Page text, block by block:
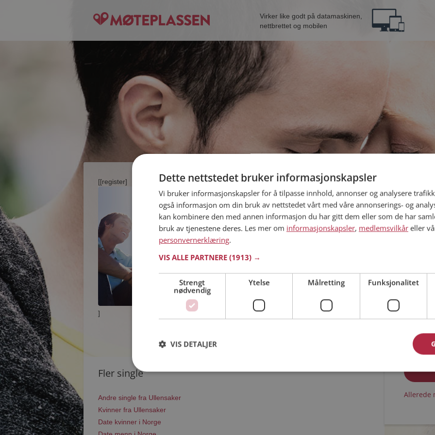
Virker like godt på datamaskinen,
nettbrettet og mobilen
[[register]
]
Fler single
Andre single fra Ullensaker
Kvinner fra Ullensaker
Date kvinner i Norge
Jeg er en:
Jeg
Jeg
Allerede
Dette nettstedet bruker informasjonskapsler
Vi bruker informasjonskapsler for å tilpasse innhold, annonser og analysere
også informasjon om din bruk av nettstedet vårt med våre annonserings- og
kan kombinere den med annen informasjon du har gitt dem eller som de har
bruk av tjenestene deres. Les mer om informasjonskapsler, medlemsvilkår eller
personvernerklæring.
VIS ALLE PARTNERE (1913) →
Strengt
nødvendig
Ytelse Målretting Funksjonalitet
VIS DETALJER